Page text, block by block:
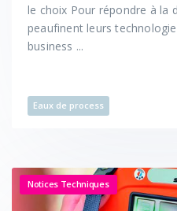
le choix Pour répondre à la
peaufinent leurs
business ...
Eaux de process
Notices Techniques